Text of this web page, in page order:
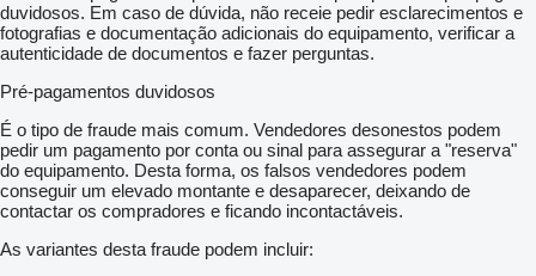
duvidosos. Em caso de dúvida, não receie pedir esclarecimentos e
fotografias e documentação adicionais do equipamento, verificar a
autenticidade de documentos e fazer perguntas.
Pré-pagamentos duvidosos
É o tipo de fraude mais comum. Vendedores desonestos podem
pedir um pagamento por conta ou sinal para assegurar a "reserva"
do equipamento. Desta forma, os falsos vendedores podem
conseguir um elevado montante e desaparecer, deixando de
contactar os compradores e ficando incontactáveis.
As variantes desta fraude podem incluir: